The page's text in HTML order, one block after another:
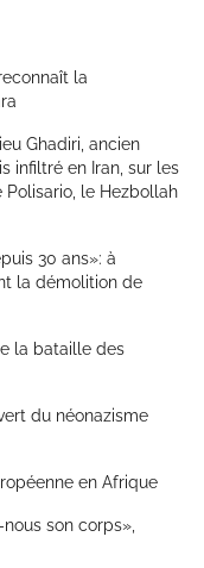
la
Ghadiri, ancien
infiltré en Iran, sur les
Polisario, le Hezbollah
30 ans»: à
la démolition de
la bataille des
du néonazisme
en Afrique
son corps»,